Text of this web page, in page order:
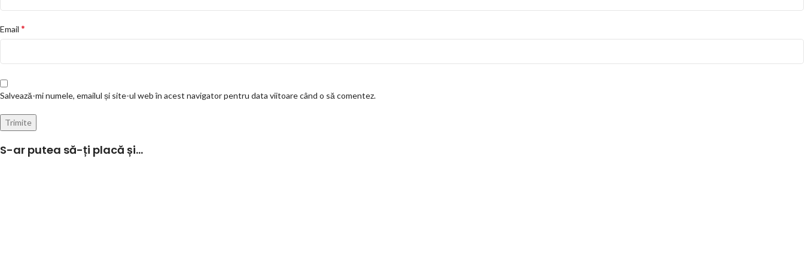
Email *
Salvează-mi numele, emailul și site-ul web în acest navigator pentru data viitoare când o să comentez.
S-ar putea să-ți placă și…